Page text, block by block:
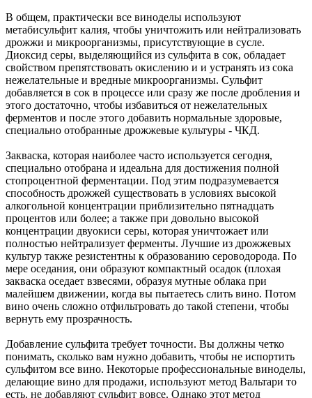
В общем, практически все виноделы используют
метабисульфит калия, чтобы уничтожить или нейтрализовать
дрожжи и микроорганизмы, присутствующие в сусле.
Диоксид серы, выделяющийся из сульфита в сок, обладает
свойством препятствовать окислению и и устранять из сока
нежелательные и вредные микроорганизмы. Сульфит
добавляется в сок в процессе или сразу же после дробления и
этого достаточно, чтобы избавиться от нежелательных
ферментов и после этого добавить нормальные здоровые,
специально отобранные дрожжевые культуры - ЧКД.
Закваска, которая наиболее часто используется сегодня,
специально отобрана и идеальна для достижения полной
стопроцентной ферментации. Под этим подразумевается
способность дрожжей существовать в условиях высокой
алкогольной концентрации приблизительно пятнадцать
процентов или более; а также при довольно высокой
концентрации двуокиси серы, которая уничтожает или
полностью нейтрализует ферменты. Лучшие из дрожжевых
культур также резистентны к образованию сероводорода. По
мере оседания, они образуют компактный осадок (плохая
закваска оседает взвесями, образуя мутные облака при
малейшем движении, когда вы пытаетесь слить вино. Потом
вино очень сложно отфильтровать до такой степени, чтобы
вернуть ему прозрачность.
Добавление сульфита требует точности. Вы должны четко
понимать, сколько вам нужно добавить, чтобы не испортить
сульфитом все вино. Некоторые профессиональные виноделы,
делающие вино для продажи, используют метод Вальтари то
есть, не добавляют сульфит вовсе. Однако этот метод